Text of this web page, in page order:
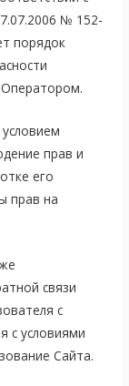
№ 152-
порядок
прав и
его
прав на
связи
с
с условиями
Сайта.